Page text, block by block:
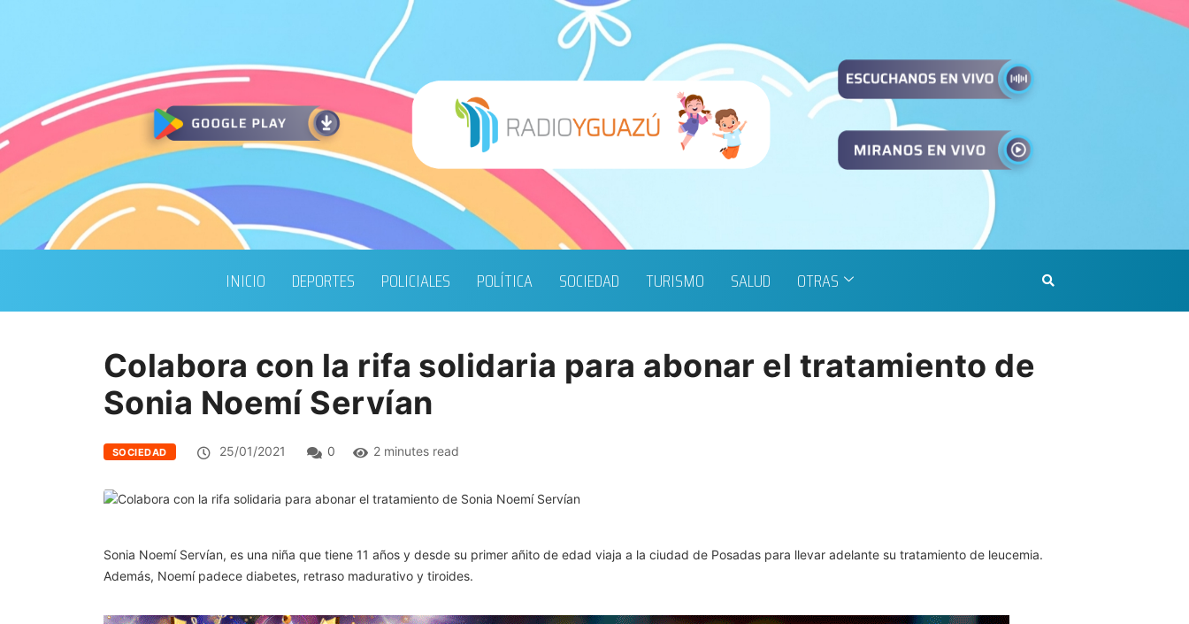
INICIO DEPORTES POLICIALES POLÍTICA SOCIEDAD TURISMO SALUD OTRAS
Colabora con la rifa solidaria para abonar el tratamiento de
Sonia Noemí Servían
SOCIEDAD 25/01/2021 0 2 minutes read
Sonia Noemí Servían, es una niña que tiene 11 años y desde su primer añito de edad viaja a la ciudad de Posadas para llevar adelante su tratamiento de leucemia.
Además, Noemí padece diabetes, retraso madurativo y tiroides.